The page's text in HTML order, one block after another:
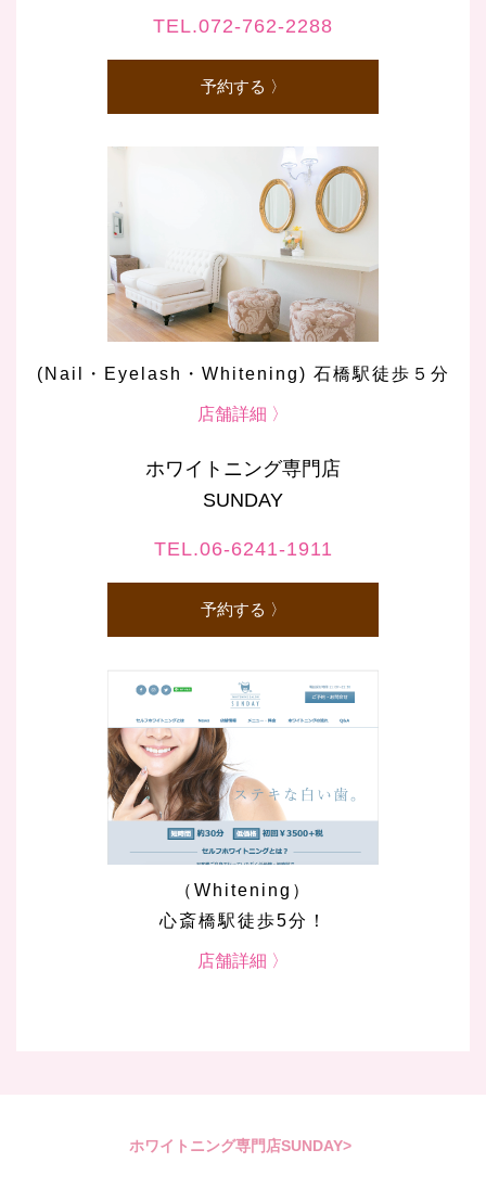
TEL.072-762-2288
予約する 〉
(Nail・Eyelash・Whitening) 石橋駅徒歩５分
店舗詳細 〉
ホワイトニング専門店
SUNDAY
TEL.06-6241-1911
予約する 〉
（Whitening）
心斎橋駅徒歩5分！
店舗詳細 〉
ホワイトニング専門店SUNDAY